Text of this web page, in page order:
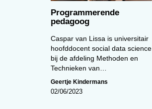
Programmerende
pedagoog
Caspar van Lissa is universitair
hoofddocent social data science
bij de afdeling Methoden en
Technieken van…
Geertje Kindermans
02/06/2023